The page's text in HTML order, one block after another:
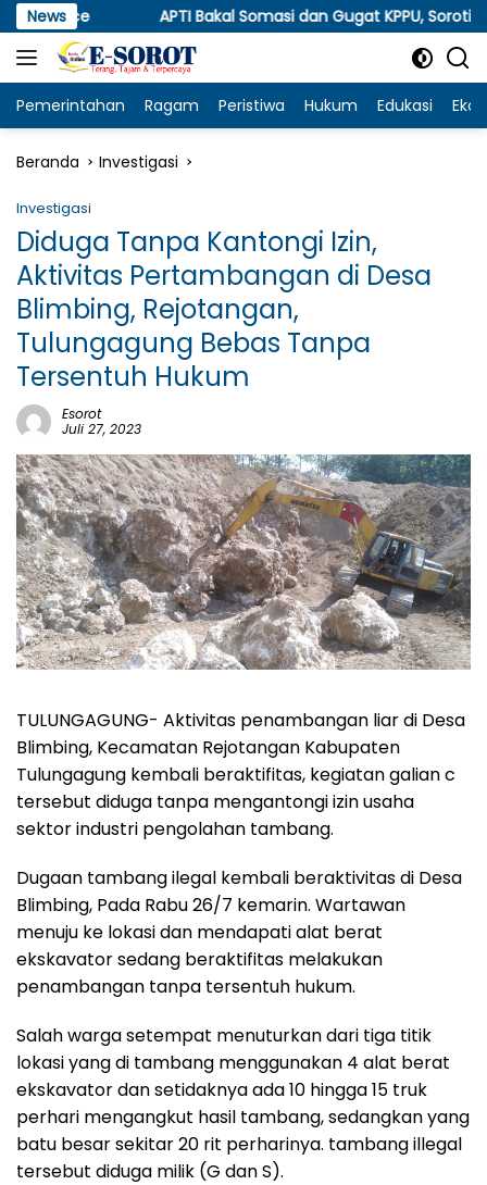
Langsung
ke
konten
NewsAPTI Bakal Somasi dan Gugat KPPU, Soroti Anjloknya
Pemerintahan Ragam Peristiwa Hukum Edukasi
Beranda Investigasi
Investigasi
Diduga Tanpa Kantongi Izin,
Aktivitas Pertambangan di Desa
Blimbing, Rejotangan,
Tulungagung Bebas Tanpa
Tersentuh Hukum
Esorot
Juli 27, 2023
TULUNGAGUNG- Aktivitas penambangan liar di Desa
Blimbing, Kecamatan Rejotangan Kabupaten
Tulungagung kembali beraktifitas, kegiatan galian c
tersebut diduga tanpa mengantongi izin usaha
sektor industri pengolahan tambang.
Dugaan tambang ilegal kembali beraktivitas di Desa
Blimbing, Pada Rabu 26/7 kemarin. Wartawan
menuju ke lokasi dan mendapati alat berat
ekskavator sedang beraktifitas melakukan
penambangan tanpa tersentuh hukum.
Salah warga setempat menuturkan dari tiga titik
lokasi yang di tambang menggunakan 4 alat berat
ekskavator dan setidaknya ada 10 hingga 15 truk
perhari mengangkut hasil tambang, sedangkan yang
batu besar sekitar 20 rit perharinya. tambang illegal
tersebut diduga milik (G dan S).